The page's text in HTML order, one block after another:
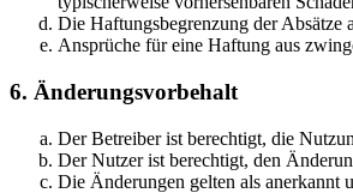
Die Haftungsbegrenzung der Absätze
Ansprüche für eine Haftung aus
6. Änderungsvorbehalt
Der Betreiber ist berechtigt, die
Der Nutzer ist berechtigt, den
Die Änderungen gelten als anerkannt